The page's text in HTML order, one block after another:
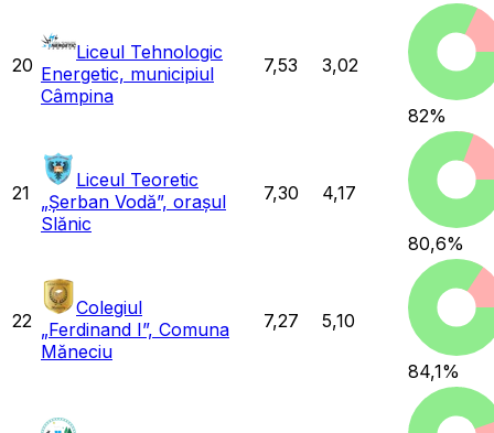
20
Liceul Tehnologic
Energetic, municipiul
Câmpina
7,53 3,02
82%
21
Liceul Teoretic
„Șerban Vodă”, orașul
Slănic
7,30 4,17
80,6%
22
Colegiul
„Ferdinand I”, Comuna
Măneciu
7,27 5,10
84,1%